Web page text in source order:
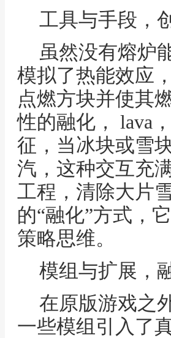
工具与手段，
虽然没有熔炉
模拟了热能效应
点燃方块并使其
性的融化， lava
征，当冰块或雪
汽，这种交互充
工程，清除大片
的“融化”方式，
策略思维。
模组与扩展，
在原版游戏之
一些模组引入了